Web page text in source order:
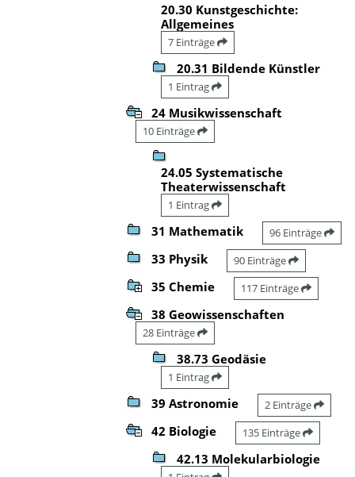
20.30 Kunstgeschichte:
Allgemeines
7 Einträge
20.31 Bildende Künstler
1 Eintrag
24 Musikwissenschaft
10 Einträge
24.05 Systematische
Theaterwissenschaft
1 Eintrag
31 Mathematik 96 Einträge
33 Physik 90 Einträge
35 Chemie 117 Einträge
38 Geowissenschaften
28 Einträge
38.73 Geodäsie
1 Eintrag
39 Astronomie 2 Einträge
42 Biologie 135 Einträge
42.13 Molekularbiologie